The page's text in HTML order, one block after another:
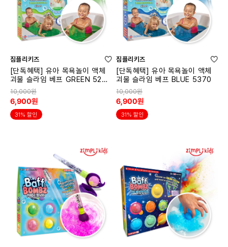
짐플리키즈
[단독혜택] 유아 목욕놀이 액체
괴물 슬라임 베프 GREEN 524
5
10,000원
6,900원
31% 할인
짐플리키즈
[단독혜택] 유아 목욕놀이 액체
괴물 슬라임 베프 BLUE 5370
10,000원
6,900원
31% 할인